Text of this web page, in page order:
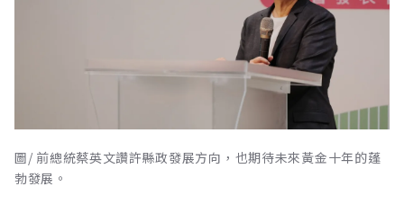
圖/ 前總統蔡英文讚許縣政發展方向，也期待未來黃金十年的蓬
勃發展。